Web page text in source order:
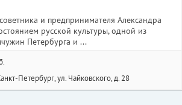
и предпринимателя Александра
русской культуры, одной из
Петербурга и ...
Петербург, ул. Чайковского, д. 28